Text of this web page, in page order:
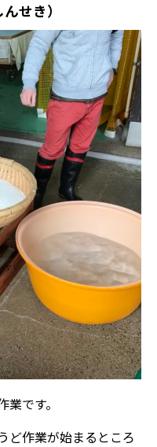
せき）
です。
ど作業が始まるところ